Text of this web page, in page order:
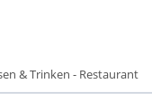
& Trinken - Restaurant